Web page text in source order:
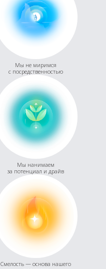
Мы не миримся
с посредственностью
Мы нанимаем
за потенциал и драйв
Смелость — основа нашего